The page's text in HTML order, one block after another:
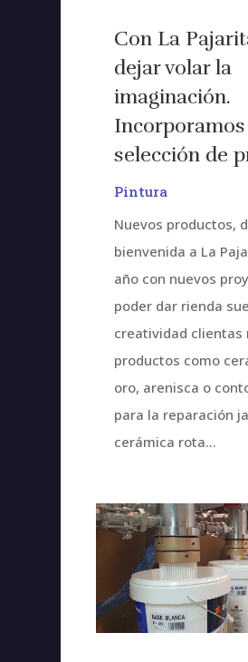
Con La
dejar volar la
imaginación.
selección de
Pintura
Nuevos productos,
bienvenida a La
año con nuevos
poder dar rienda
creatividad clientas
productos como
oro, arenisca o
para la reparación
cerámica rota...